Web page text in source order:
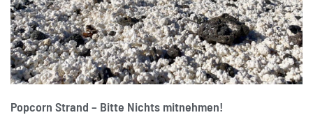
Popcorn Strand – Bitte Nichts mitnehmen!